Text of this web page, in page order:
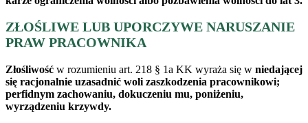
ZŁOŚLIWE LUB UPORCZYWE NARUSZANIE
PRAW PRACOWNIKA
Złośliwość w rozumieniu art. 218 § 1a KK wyraża się w niedającej
się racjonalnie uzasadnić woli zaszkodzenia pracownikowi;
perfidnym zachowaniu, dokuczeniu mu, poniżeniu,
wyrządzeniu krzywdy.